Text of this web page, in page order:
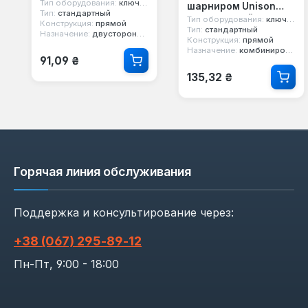
Тип оборудования: ключ гаечный
Тип: стандартный
Конструкция: прямой
Назначение: двусторонний, рожковый
Обычная цена:
91,09 ₴
шарниром Unison
метрический
Тип оборудования: ключ гаечный
Тип: стандартный
Конструкция: прямой
Назначение: комбинированный, двусторонний, рожковый, с шарниром, торцевой
Обычная цена:
135,32 ₴
Горячая линия обслуживания
Поддержка и консультирование через:
+38 (067) 295‑89‑12
Пн-Пт, 9:00 - 18:00